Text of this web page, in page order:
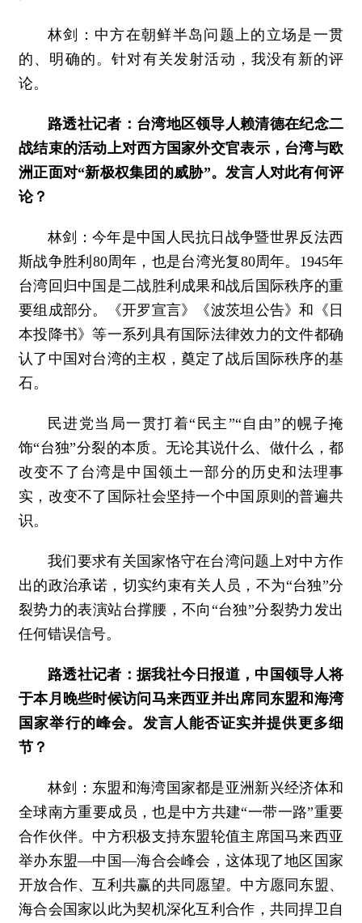
林剑：中方在朝鲜半岛问题上的立场是一贯
的、明确的。针对有关发射活动，我没有新的评
论。
路透社记者：台湾地区领导人赖清德在纪念二
战结束的活动上对西方国家外交官表示，台湾与欧
洲正面对“新极权集团的威胁”。发言人对此有何评
论？
林剑：今年是中国人民抗日战争暨世界反法西
斯战争胜利80周年，也是台湾光复80周年。1945年
台湾回归中国是二战胜利成果和战后国际秩序的重
要组成部分。《开罗宣言》《波茨坦公告》和《日
本投降书》等一系列具有国际法律效力的文件都确
认了中国对台湾的主权，奠定了战后国际秩序的基
石。
民进党当局一贯打着“民主”“自由”的幌子掩
饰“台独”分裂的本质。无论其说什么、做什么，都
改变不了台湾是中国领土一部分的历史和法理事
实，改变不了国际社会坚持一个中国原则的普遍共
识。
我们要求有关国家恪守在台湾问题上对中方作
出的政治承诺，切实约束有关人员，不为“台独”分
裂势力的表演站台撑腰，不向“台独”分裂势力发出
任何错误信号。
路透社记者：据我社今日报道，中国领导人将
于本月晚些时候访问马来西亚并出席同东盟和海湾
国家举行的峰会。发言人能否证实并提供更多细
节？
林剑：东盟和海湾国家都是亚洲新兴经济体和
全球南方重要成员，也是中方共建“一带一路”重要
合作伙伴。中方积极支持东盟轮值主席国马来西亚
举办东盟—中国—海合会峰会，这体现了地区国家
开放合作、互利共赢的共同愿望。中方愿同东盟、
海合会国家以此为契机深化互利合作，共同捍卫自